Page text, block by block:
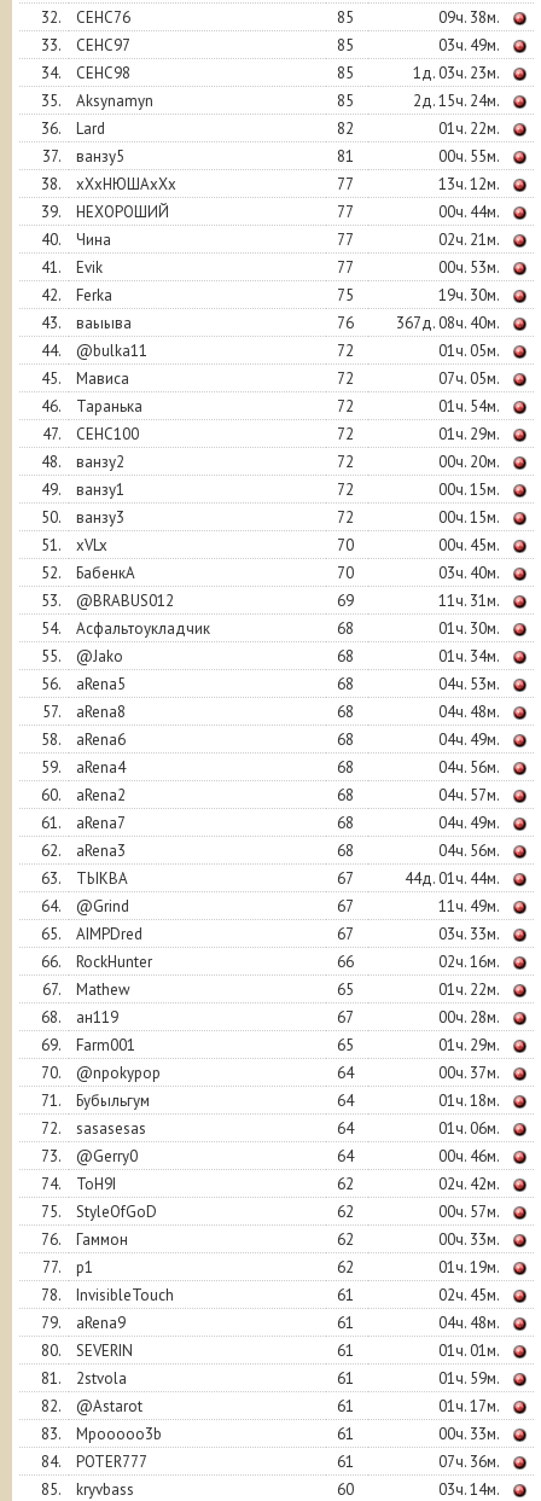
32. СЕНС76 85
09ч. 38м.
33.
СЕНС97 85
03ч. 49м.
34.
СЕНС98 85
1д. 03ч. 23м.
35.
Aksynamyn 85
2д. 15ч. 24м.
36.
Lard 82
01ч. 22м.
37.
ванзу5 81
00ч. 55м.
38.
хХхНЮШАхХх 77
13ч. 12м.
39.
НЕХОРОШИЙ 77
00ч. 44м.
40.
Чина 77
02ч. 21м.
41.
Evik 77
00ч. 53м.
42.
Ferka 75
19ч. 30м.
43.
ваыыва 76
367д. 08ч. 40м.
44.
@bulka11 72
01ч. 05м.
45.
Мависа 72
07ч. 05м.
46.
Таранька 72
01ч. 54м.
47.
СЕНС100 72
01ч. 29м.
48.
ванзу2 72
00ч. 20м.
49.
ванзу1 72
00ч. 15м.
50.
ванзу3 72
00ч. 15м.
51.
xVLx 70
00ч. 45м.
52.
БабенкА 70
03ч. 40м.
53.
@BRABUS012 69
11ч. 31м.
54.
Асфальтоукладчик 68
01ч. 30м.
55.
@Jako 68
01ч. 34м.
56.
aRena5 68
04ч. 53м.
57.
aRena8 68
04ч. 48м.
58.
aRena6 68
04ч. 49м.
59.
aRena4 68
04ч. 56м.
60.
aRena2 68
04ч. 57м.
61.
aRena7 68
04ч. 49м.
62.
aRena3 68
04ч. 56м.
63.
ТЫКВА 67
44д. 01ч. 44м.
64.
@Grind 67
11ч. 49м.
65.
AIMPDred 67
03ч. 33м.
66.
RockHunter 66
02ч. 16м.
67.
Mathew 65
01ч. 22м.
68.
ан119 67
00ч. 28м.
69.
Farm001 65
01ч. 29м.
70.
@npokypop 64
00ч. 37м.
71.
Бубыльгум 64
01ч. 18м.
72.
sasasesas 64
01ч. 06м.
73.
@Gerry0 64
00ч. 46м.
74.
ToH9I 62
02ч. 42м.
75.
StyleOfGoD 62
00ч. 57м.
76.
Гаммон 62
00ч. 33м.
77.
р1 62
01ч. 19м.
78.
InvisibleTouch 61
02ч. 45м.
79.
aRena9 61
04ч. 48м.
80.
SEVERIN 61
01ч. 01м.
81.
2stvola 61
01ч. 59м.
82.
@Astarot 61
01ч. 17м.
83.
Mpooooo3b 61
00ч. 33м.
84.
POTER777 61
07ч. 36м.
85.
kryvbass 60
03ч. 14м.